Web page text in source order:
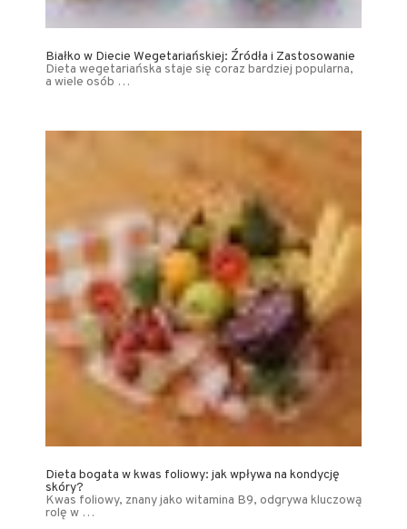
Białko w Diecie Wegetariańskiej: Źródła i Zastosowanie
Dieta wegetariańska staje się coraz bardziej popularna,
a wiele osób …
Dieta bogata w kwas foliowy: jak wpływa na kondycję
skóry?
Kwas foliowy, znany jako witamina B9, odgrywa kluczową
rolę w …